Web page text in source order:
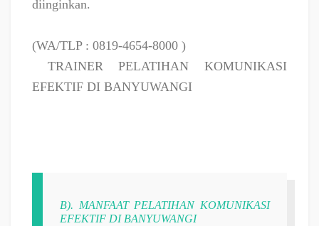
diinginkan.
(WA/TLP : 0819-4654-8000 )
TRAINER PELATIHAN KOMUNIKASI
EFEKTIF DI BANYUWANGI
B). MANFAAT PELATIHAN KOMUNIKASI
EFEKTIF DI BANYUWANGI